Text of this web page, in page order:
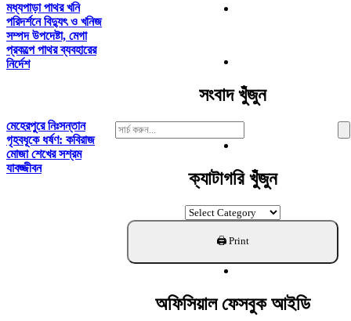
মধ্যপাড়া পাথর খনি
পরিদর্শনে বিদ্যুৎ ও খনিজ
সম্পদ উপদেষ্টা, মেগা
প্রকল্পে পাথর ব্যবহারের
নির্দেশ
মেহেরপুরে নিঃসন্তান
গৃহবধূকে ধর্ষণ: কবিরাজ
মোজা শেখের সশ্রম
যাবজ্জীবন
সংবাদ খুঁজুন
Search
For:
ক্যাটাগরি খুঁজুন
ক্যাটাগরি
খুঁজুন
অফিসিয়াল ফেসবুক আইডি